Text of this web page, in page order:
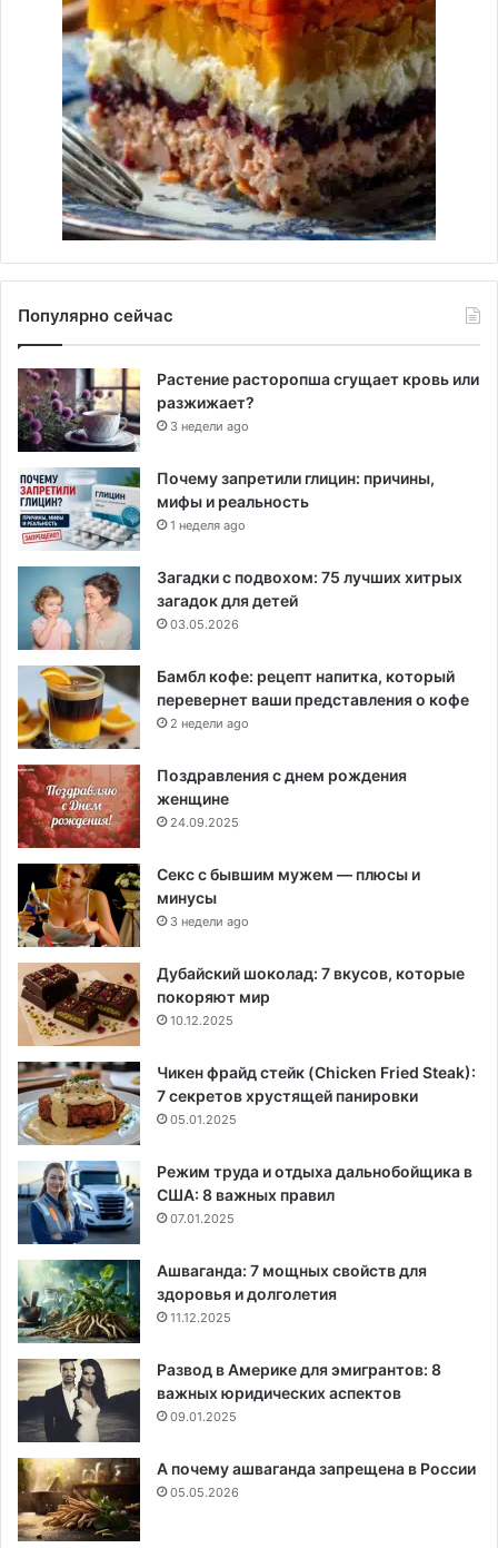
Популярно сейчас
Растение расторопша сгущает кровь или
разжижает?
3 недели ago
Почему запретили глицин: причины,
мифы и реальность
1 неделя ago
Загадки с подвохом: 75 лучших хитрых
загадок для детей
03.05.2026
Бамбл кофе: рецепт напитка, который
перевернет ваши представления о кофе
2 недели ago
Поздравления с днем рождения
женщине
24.09.2025
Секс с бывшим мужем — плюсы и
минусы
3 недели ago
Дубайский шоколад: 7 вкусов, которые
покоряют мир
10.12.2025
Чикен фрайд стейк (Chicken Fried Steak):
7 секретов хрустящей панировки
05.01.2025
Режим труда и отдыха дальнобойщика в
США: 8 важных правил
07.01.2025
Ашваганда: 7 мощных свойств для
здоровья и долголетия
11.12.2025
Развод в Америке для эмигрантов: 8
важных юридических аспектов
09.01.2025
А почему ашваганда запрещена в России
05.05.2026